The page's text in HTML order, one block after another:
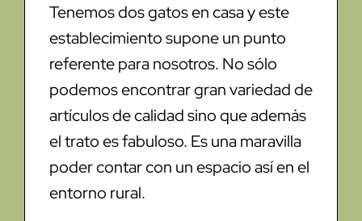
Tenemos dos gatos en casa y este
establecimiento supone un punto
referente para nosotros. No sólo
podemos encontrar gran variedad de
artículos de calidad sino que además
el trato es fabuloso. Es una maravilla
poder contar con un espacio así en el
entorno rural.